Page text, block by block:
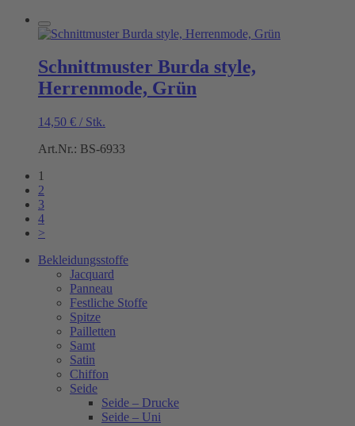
Schnittmuster Burda style,
Herrenmode, Grün
14,50 € / Stk.
Art.Nr.: BS-6933
1
2
3
4
>
Bekleidungsstoffe
Jacquard
Panneau
Festliche Stoffe
Spitze
Pailletten
Samt
Satin
Chiffon
Seide
Seide – Drucke
Seide – Uni